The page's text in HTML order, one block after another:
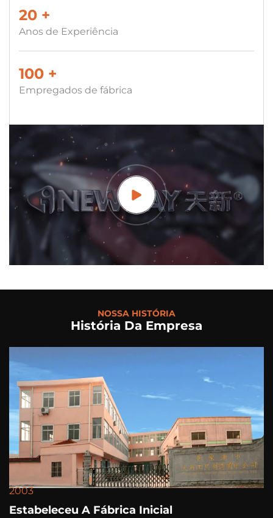
20 +
Anos de Experiência
100 +
Empregados de fábrica
NOSSA HISTÓRIA
História Da Empresa
2003
Estabeleceu A Fábrica Inicial